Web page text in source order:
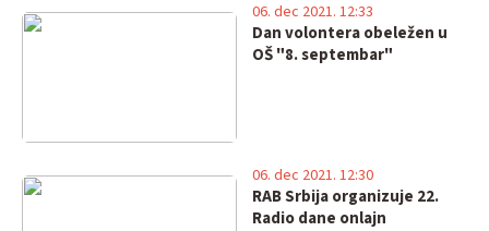
Dan volontera obeležen u
OŠ "8. septembar"
06. dec 2021. 12:33
RAB Srbija organizuje 22.
Radio dane onlajn
06. dec 2021. 12:30